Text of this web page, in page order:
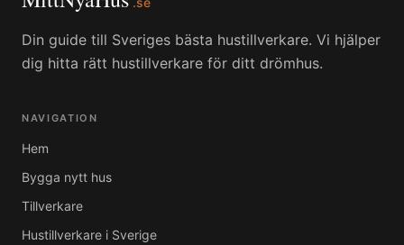
Din guide till Sveriges bästa hustillverkare. Vi hjälper
dig hitta rätt hustillverkare för ditt drömhus.
NAVIGATION
Hem
Bygga nytt hus
Tillverkare
Hustillverkare i Sverige